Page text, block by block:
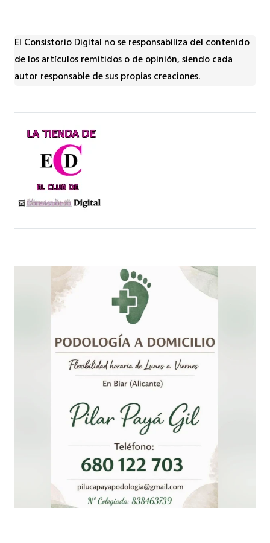
El Consistorio Digital no se responsabiliza del contenido
de los artículos remitidos o de opinión, siendo cada
autor responsable de sus propias creaciones.